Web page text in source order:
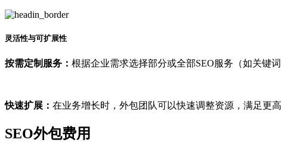
灵活性与可扩展性
按需定制服务： 根据企业需求选择部分或全部SEO服务（如关键
快速扩展： 在业务增长时，外包团队可以快速调整资源，满足更高
SEO外包费用